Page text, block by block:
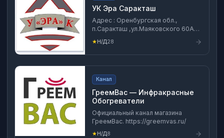
УК Эра Саракташ
Адрес : Оренбургская обл.,
п.Саракташ ,ул.Маяковского 60А
тел. 8-(35333)6-29-69 телефон
аварийных заявок : 8 (922)5 49-72-
00
★Н/Д28
Канал
ГреемВас — Инфракрасные
Обогреватели
Официальный канал магазина
ГреемВас. https://greemvas.ru/
★ Н/Д8